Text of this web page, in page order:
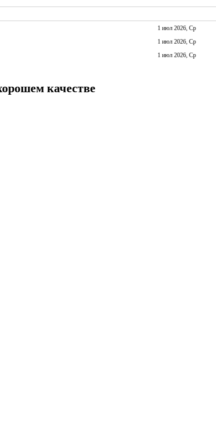
1 июл 2026, Ср
1 июл 2026, Ср
1 июл 2026, Ср
качестве